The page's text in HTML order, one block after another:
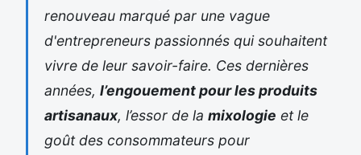
renouveau marqué par une vague
d'entrepreneurs passionnés qui souhaitent
vivre de leur savoir-faire. Ces dernières
années, l’engouement pour les produits
artisanaux, l’essor de la mixologie et le
goût des consommateurs pour